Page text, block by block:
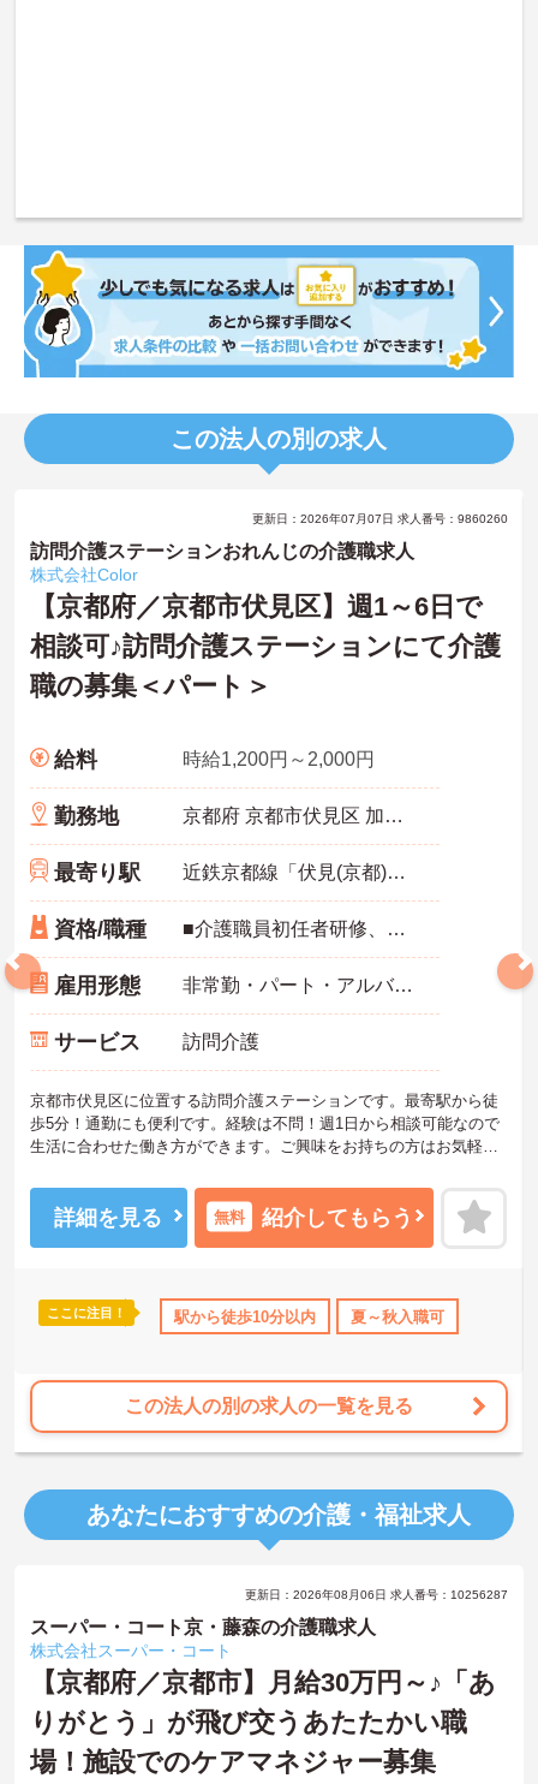
この法人の別の求人
日以上 夏～秋入職可 社会保険完備
更新日：2026年07月07日 求人番号：9860260
訪問介護ステーションおれんじの介護職求人
株式会社Color
【京都府／京都市伏見区】週1～6日で
相談可♪訪問介護ステーションにて介護
職の募集＜パート＞
給料 時給1,200円～2,000円
勤務地 京都府 京都市伏見区 加賀屋町731 ノーブル伏見1F
最寄り駅 近鉄京都線「伏見(京都)駅」徒歩5分
資格/職種 ■介護職員初任者研修、実務者研修、介護福祉士のいずれか ■経験不問 ■原動機付自転車免許・自動二輪車免許・普通自動車運転免許（AT限定可）あれば尚可（自転車での移動も相談可能）
雇用形態 非常勤・パート・アルバイト
サービス 訪問介護
京都市伏見区に位置する訪問介護ステーションです。最寄駅から徒
歩5分！通勤にも便利です。経験は不問！週1日から相談可能なので
生活に合わせた働き方ができます。ご興味をお持ちの方はお気軽に
詳細を見る 無料 紹介してもらう
ここに注目！ 駅から徒歩10分以内 夏～秋入職可
この法人の別の求人の一覧を見る
あなたにおすすめの介護・福祉求人
更新日：2026年08月06日 求人番号：10256287
スーパー・コート京・藤森の介護職求人
株式会社スーパー・コート
【京都府／京都市】月給30万円～♪「あ
りがとう」が飛び交うあたたかい職
場！施設でのケアマネジャー募集